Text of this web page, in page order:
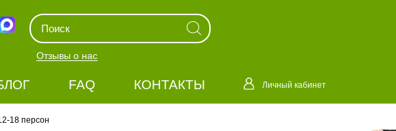
Отзывы о нас
FAQ КОНТАКТЫ Личный кабинет
18 персон